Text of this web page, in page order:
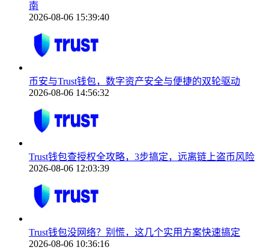
南
2026-08-06 15:39:40
币安与Trust钱包，数字资产安全与便捷的双轮驱动
2026-08-06 14:56:32
Trust钱包查授权全攻略，3步搞定，远离链上盗币风险
2026-08-06 12:03:39
Trust钱包没网络？别慌，这几个实用方案快速搞定
2026-08-06 10:36:16